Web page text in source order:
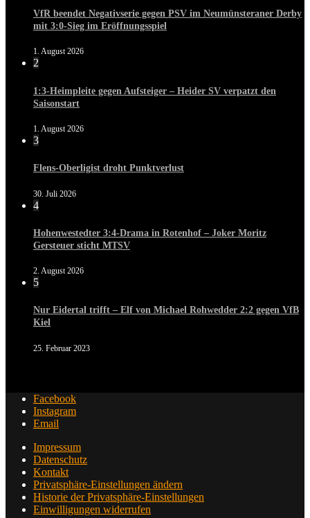
VfR beendet Negativserie gegen PSV im Neumünsteraner Derby
mit 3:0-Sieg im Eröffnungsspiel
1. August 2026
2
1:3-Heimpleite gegen Aufsteiger – Heider SV verpatzt den
Saisonstart
1. August 2026
3
Flens-Oberligist droht Punktverlust
30. Juli 2026
4
Hohenwestedter 3:4-Drama in Rotenhof – Joker Moritz
Gersteuer sticht MTSV
2. August 2026
5
Nur Eidertal trifft – Elf von Michael Rohwedder 2:2 gegen VfB
Kiel
25. Februar 2023
Facebook
Instagram
Email
Impressum
Datenschutz
Kontakt
Privatsphäre-Einstellungen ändern
Historie der Privatsphäre-Einstellungen
Einwilligungen widerrufen